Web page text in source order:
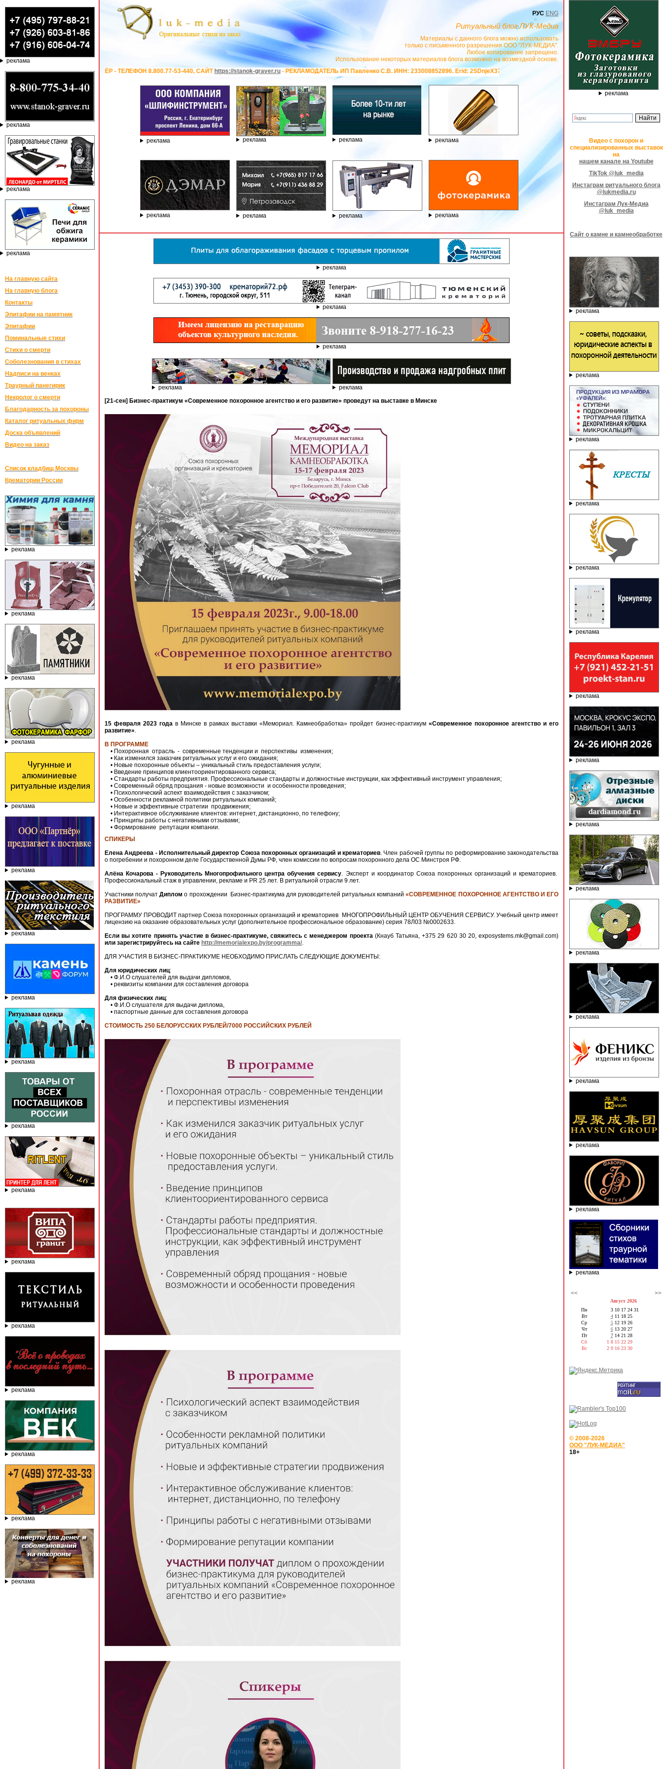
реклама
реклама
реклама
реклама
На главную сайта
На главную блога
Контакты
Эпитафии на памятник
Эпитафии
Поминальные стихи
Стихи о смерти
Соболезнования в стихах
Надписи на венках
Траурный панегирик
Некролог о смерти
Благодарность за похороны
Каталог ритуальных фирм
Доска объявлений
Видео на заказ
Список кладбищ Москвы
Крематории России
реклама
реклама
реклама
реклама
реклама
реклама
реклама
реклама
реклама
реклама
реклама
реклама
реклама
реклама
реклама
реклама
реклама
РУС ENG
Ритуальный блог ЛУК-Медиа
Материалы с данного блога можно использовать
только с письменного разрешения ООО "ЛУК-МЕДИА".
Любое копирование запрещено.
Использование некоторых материалов блога возможно на возмездной основе.
ГРАВЁР - ТЕЛЕФОН 8.800.77-53-440, САЙТhttps://stanok-graver.ru- РЕКЛАМОДАТЕЛЬ ИП Павленко С.В. ИНН: 233008852896. Erid: 2SDnjeX37Dc ***ПО ФАВОРИТ ВСЕ ВИДЫ ГРОБОВ ОТ ПРОСТЫХ ТКАНЕВЫХ ДО
реклама реклама реклама реклама
реклама реклама реклама реклама
реклама
реклама
реклама
реклама
реклама
[21-сен] Бизнес-практикум «Современное похоронное агентство и его развитие» проведут на выставке в Минске
15 февраля 2023 года в Минске в рамках выставки «Мемориал. Камнеобработка» пройдет бизнес-практикум «Современное похоронное агентство и его
развитие».
В ПРОГРАММЕ
• Похоронная отрасль - современные тенденции и перспективы изменения;
• Как изменился заказчик ритуальных услуг и его ожидания;
• Новые похоронные объекты – уникальный стиль предоставления услуги;
• Введение принципов клиентоориентированного сервиса;
• Стандарты работы предприятия. Профессиональные стандарты и должностные инструкции, как эффективный инструмент управления;
• Современный обряд прощания - новые возможности и особенности проведения;
• Психологический аспект взаимодействия с заказчиком;
• Особенности рекламной политики ритуальных компаний;
• Новые и эффективные стратегии продвижения;
• Интерактивное обслуживание клиентов: интернет, дистанционно, по телефону;
• Принципы работы с негативными отзывами;
• Формирование репутации компании.
СПИКЕРЫ
Елена Андреева - Исполнительный директор Союза похоронных организаций и крематориев. Член рабочей группы по реформированию законодательства
о погребении и похоронном деле Государственной Думы РФ, член комиссии по вопросам похоронного дела ОС Минстроя РФ.
Алёна Кочарова - Руководитель Многопрофильного центра обучения сервису. Эксперт и координатор Союза похоронных организаций и крематориев.
Профессиональный стаж в управлении, рекламе и PR 25 лет. В ритуальной отрасли 9 лет.
Участники получатДиплом о прохождении Бизнес-практикума для руководителей ритуальных компаний«СОВРЕМЕННОЕ ПОХОРОННОЕ АГЕНТСТВО И ЕГО
РАЗВИТИЕ»
ПРОГРАММУ ПРОВОДИТ партнер Союза похоронных организаций и крематориев МНОГОПРОФИЛЬНЫЙ ЦЕНТР ОБУЧЕНИЯ СЕРВИСУ. Учебный центр имеет
лицензию на оказание образовательных услуг (дополнительное профессиональное образование) серия 78Л03 №0002633.
Если вы хотите принять участие в бизнес-практикуме, свяжитесь с менеджером проекта(Кнауб Татьяна, +375 29 620 30 20, exposystems.mk@gmail.com)
или зарегистрируйтесь на сайте http://memorialexpo.by/programma/.
ДЛЯ УЧАСТИЯ В БИЗНЕС-ПРАКТИКУМЕ НЕОБХОДИМО ПРИСЛАТЬ СЛЕДУЮЩИЕ ДОКУМЕНТЫ:
Для юридических лиц:
• Ф.И.О слушателей для выдачи дипломов,
• реквизиты компании для составления договора
Для физических лиц:
• Ф.И.О слушателя для выдачи диплома,
• паспортные данные для составления договора
СТОИМОСТЬ 250 БЕЛОРУССКИХ РУБЛЕЙ/7000 РОССИЙСКИХ РУБЛЕЙ
реклама
Видео с похорон и
специализированных выставок
на
нашем канале на Youtube
TikTok @luk_media
Инстаграм ритуального блога
@lukmedia.ru
Инстаграм Лук-Медиа
@luk_media
Сайт о камне и камнеобработке
реклама
реклама
реклама
реклама
реклама
реклама
реклама
реклама
реклама
реклама
реклама
реклама
реклама
реклама
реклама
реклама
<< >>
Август 2026
Пн
Вт
Ср
Чт
Пт
Сб
Вс
3 10 17 24 31
4 11 18 25
5 12 19 26
6 13 20 27
7 14 21 28
1 8 15 22 29
2 9 16 23 30
© 2008-2026
ООО "ЛУК-МЕДИА"
18+